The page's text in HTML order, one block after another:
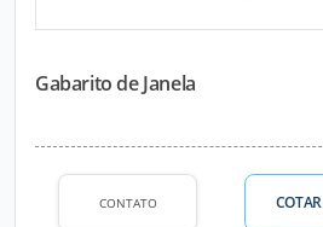
Gabarito de Janela
CONTATO COTAR